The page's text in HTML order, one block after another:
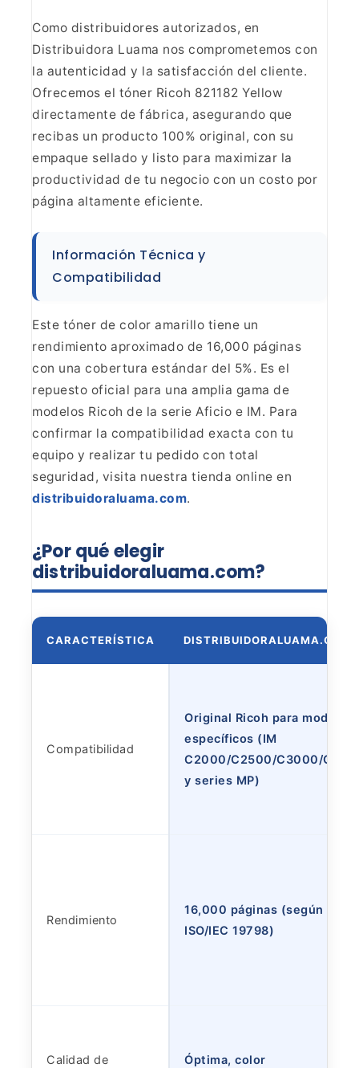
Como distribuidores autorizados, en
Distribuidora Luama nos comprometemos con
la autenticidad y la satisfacción del cliente.
Ofrecemos el tóner Ricoh 821182 Yellow
directamente de fábrica, asegurando que
recibas un producto 100% original, con su
empaque sellado y listo para maximizar la
productividad de tu negocio con un costo por
página altamente eficiente.
Información Técnica y
Compatibilidad
Este tóner de color amarillo tiene un
rendimiento aproximado de 16,000 páginas
con una cobertura estándar del 5%. Es el
repuesto oficial para una amplia gama de
modelos Ricoh de la serie Aficio e IM. Para
confirmar la compatibilidad exacta con tu
equipo y realizar tu pedido con total
seguridad, visita nuestra tienda online en
distribuidoraluama.com.
¿Por quéelegir
distribuidoraluama.com?
CARACTERÍSTICA DISTRIBUIDORALUAMA.COM
Compatibilidad
Original Ricoh para modelos
específicos (IM
C2000/C2500/C3000/
y series MP)
Rendimiento
16,000 páginas (según
ISO/IEC 19798)
Calidad de
Óptima, color